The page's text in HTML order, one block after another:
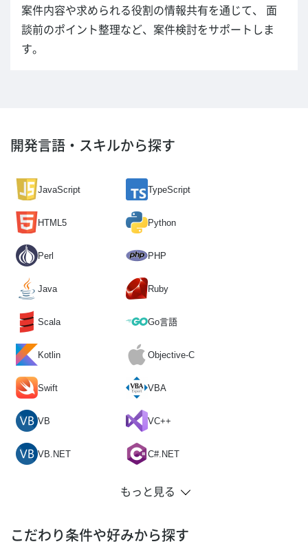
案件内容や求められる役割の情報共有を通じて、 面
談前のポイント整理など、案件検討をサポートしま
す。
開発言語・スキルから探す
JavaScript TypeScript
HTML5 Python
Perl PHP
Java Ruby
Scala Go言語
Kotlin Objective-C
Swift VBA
VB VC++
VB.NET C#.NET
こだわり条件や好みから探す